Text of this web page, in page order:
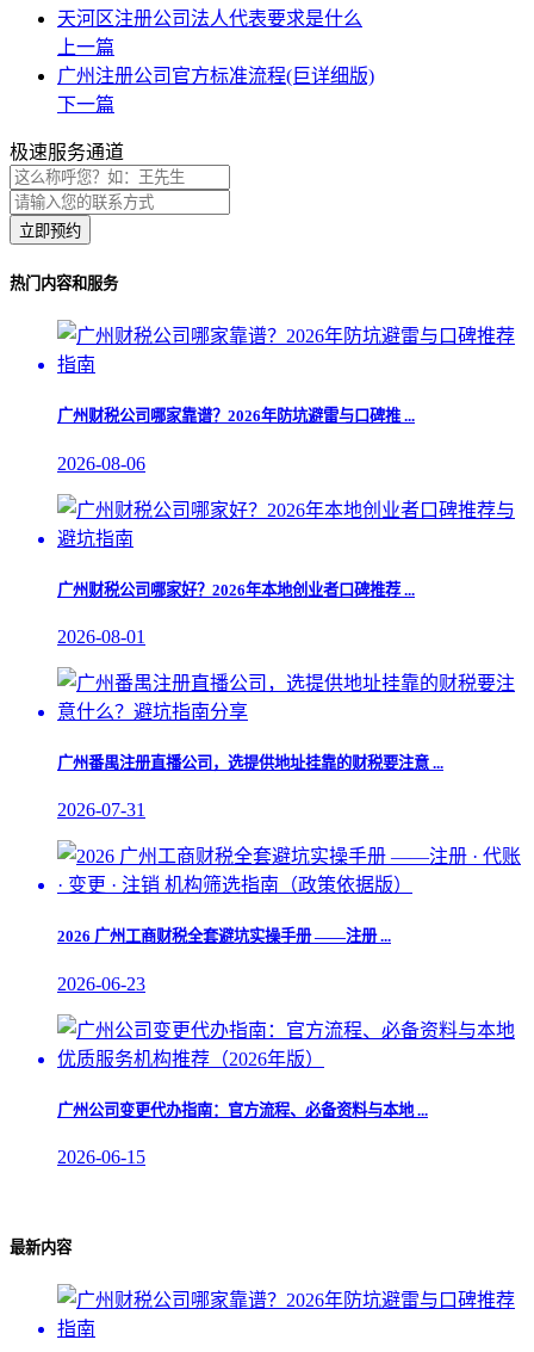
天河区注册公司法人代表要求是什么
上一篇
广州注册公司官方标准流程(巨详细版)
下一篇
极速服务通道
立即预约
热门内容和服务
广州财税公司哪家靠谱？2026年防坑避雷与口碑推 ...
2026-08-06
广州财税公司哪家好？2026年本地创业者口碑推荐 ...
2026-08-01
广州番禺注册直播公司，选提供地址挂靠的财税要注意 ...
2026-07-31
2026 广州工商财税全套避坑实操手册 ——注册 ...
2026-06-23
​广州公司变更代办指南：官方流程、必备资料与本地 ...
2026-06-15
最新内容